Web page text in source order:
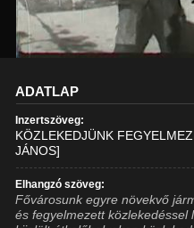
ADATLAP
Inzertszöveg:
KÖZLEKEDJÜNK
JÁNOS]
Elhangzó szöveg:
Fővárosunk egyre növekvő
és fegyelmezett közlekedéssel